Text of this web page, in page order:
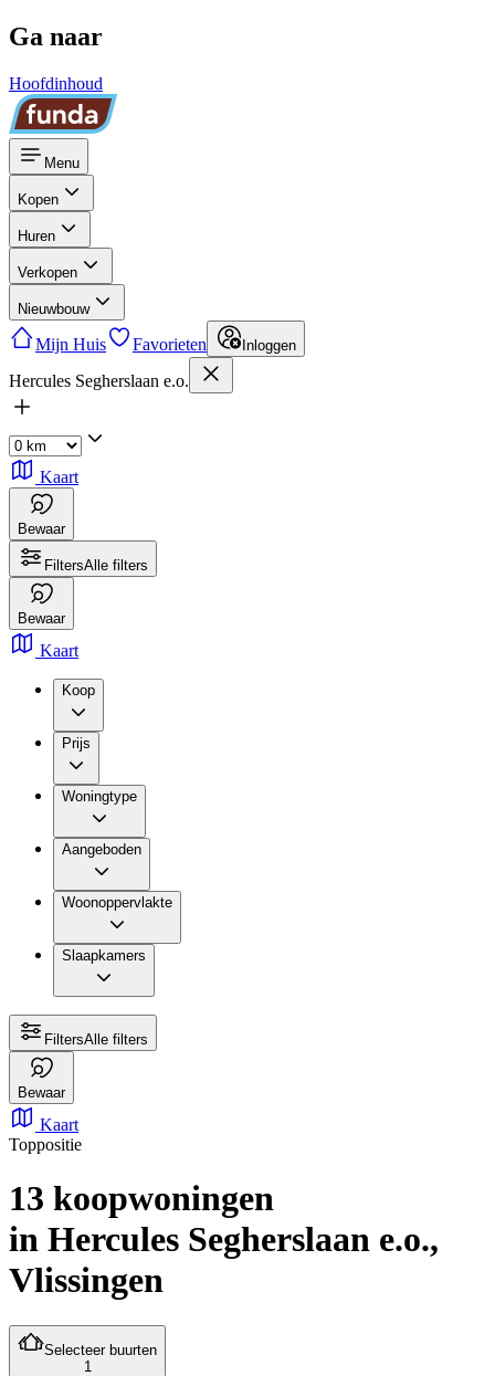
Ga naar
Hoofdinhoud
Menu
Kopen
Huren
Verkopen
Nieuwbouw
Mijn Huis Favorieten Inloggen
Hercules Segherslaan e.o.
Kaart
Bewaar
FiltersAlle filters
Bewaar
Kaart
Koop
Prijs
Woningtype
Aangeboden
Woonoppervlakte
Slaapkamers
FiltersAlle filters
Bewaar
Kaart
Toppositie
13 koopwoningen
in Hercules Segherslaan e.o.,
Vlissingen
Selecteer buurten
1